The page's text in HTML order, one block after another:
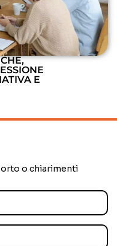
E
o chiarimenti